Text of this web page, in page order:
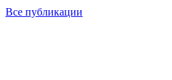
Все публикации